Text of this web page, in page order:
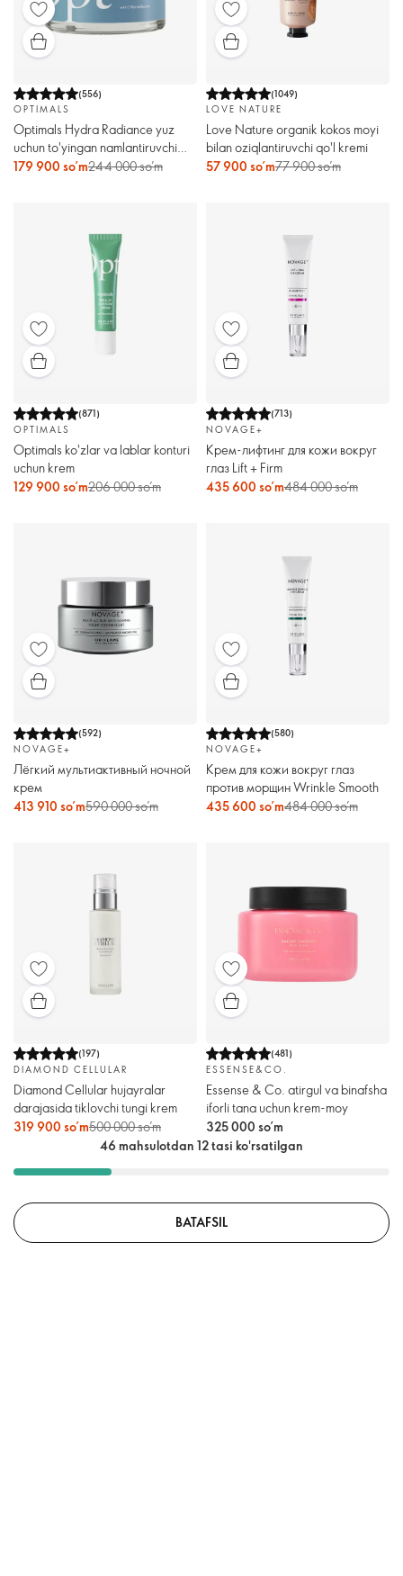
(556)
OPTIMALS
Optimals Hydra Radiance yuz
uchun to'yingan namlantiruvchi
krem
179 900 so’m244 000 so’m
(1049)
LOVE NATURE
Love Nature organik kokos moyi
bilan oziqlantiruvchi qo'l kremi
57 900 so’m77 900 so’m
(871)
OPTIMALS
Optimals ko'zlar va lablar konturi
uchun krem
129 900 so’m206 000 so’m
(713)
NOVAGE+
Крем-лифтинг для кожи вокруг
глаз Lift + Firm
435 600 so’m484 000 so’m
(592)
NOVAGE+
Лёгкий мультиактивный ночной
крем
413 910 so’m590 000 so’m
(580)
NOVAGE+
Крем для кожи вокруг глаз
против морщин Wrinkle Smooth
435 600 so’m484 000 so’m
(197)
DIAMOND CELLULAR
Diamond Cellular hujayralar
darajasida tiklovchi tungi krem
319 900 so’m500 000 so’m
(481)
ESSENSE&CO.
Essense & Co. atirgul va binafsha
iforli tana uchun krem-moy
325 000 so’m
46 mahsulotdan 12 tasi ko'rsatilgan
BATAFSIL